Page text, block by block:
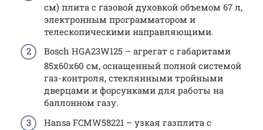
см) плита с газовой духовкой объемом 67 л,
электронным программатором и
телескопическими направляющими.
Bosch HGA23W125 – агрегат с габаритами
85х60х60 см, оснащенный полной системой
газ-контроля, стеклянными тройными
дверцами и форсунками для работы на
баллонном газу.
Hansa FCMW58221 – узкая газплита с